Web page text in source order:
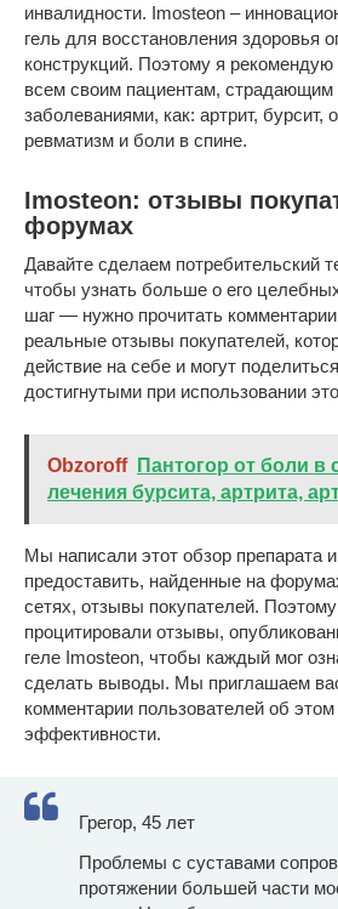
инвалидности. Imosteon –
гель для восстановления здоровья
конструкций. Поэтому я рекомендую
всем своим пациентам, страдающим
заболеваниями, как: артрит, бурсит,
ревматизм и боли в спине.
Imosteon: отзывы
форумах
Давайте сделаем потребительский
чтобы узнать больше о его
шаг — нужно прочитать
реальные отзывы покупателей,
действие на себе и могут
достигнутыми при использовании
Obzoroff
Пантогор от боли в
лечения бурсита, артрита,
Мы написали этот обзор препарата
предоставить, найденные на
сетях, отзывы покупателей.
процитировали отзывы,
геле Imosteon, чтобы каждый мог
сделать выводы. Мы приглашаем
комментарии пользователей об этом
эффективности.
Грегор, 45 лет
Проблемы с суставами
протяжении большей части